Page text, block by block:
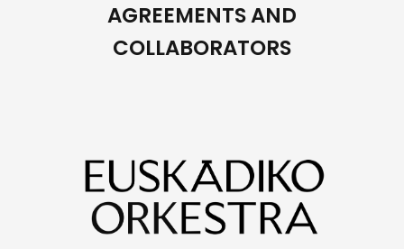
AGREEMENTS AND
COLLABORATORS